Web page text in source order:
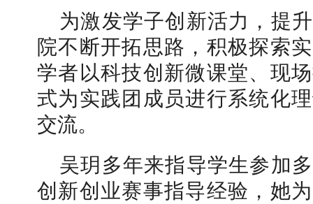
为激发学子创新活力，提
院不断开拓思路，积极探索
学者以科技创新微课堂、现
式为实践团成员进行系统化
交流。
吴玥多年来指导学生参加
创新创业赛事指导经验，她
北工商光影——2026年春